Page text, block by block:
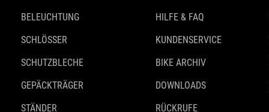
BELEUCHTUNG
SCHLÖSSER
SCHUTZBLECHE
GEPÄCKTRÄGER
STÄNDER
HILFE & FAQ
KUNDENSERVICE
BIKE ARCHIV
DOWNLOADS
RÜCKRUFE